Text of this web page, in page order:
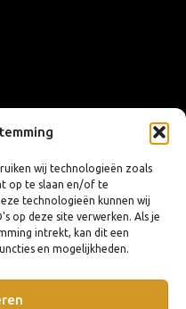
wij technologieën zoals
op te slaan en/of te
technologieën kunnen wij
op deze site verwerken. Als je
intrekt, kan dit een
en mogelijkheden.